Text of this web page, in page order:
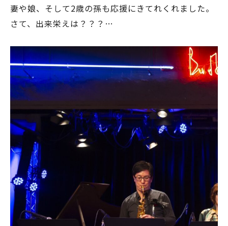
妻や娘、そして2歳の孫も応援にきてれくれました。
さて、出来栄えは？？？…